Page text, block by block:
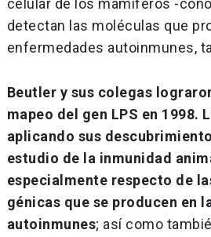
celular de los mamíferos -
detectan las moléculas que
enfermedades autoinmunes,
Beutler y sus colegas
mapeo del gen LPS en 1998.
aplicando sus
estudio de la inmunidad
especialmente respecto de
génicas que se producen en
autoinmunes; así como